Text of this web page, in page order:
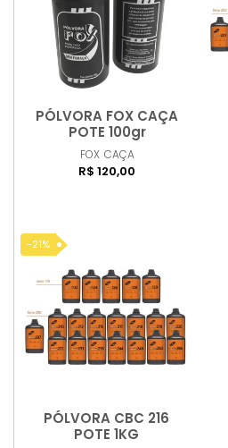
PÓLVORA FOX CAÇA
POTE 100gr
FOX CAÇA
R$ 120,00
Comprar
-21%
PÓLVORA CBC 216
POTE 1KGComprar